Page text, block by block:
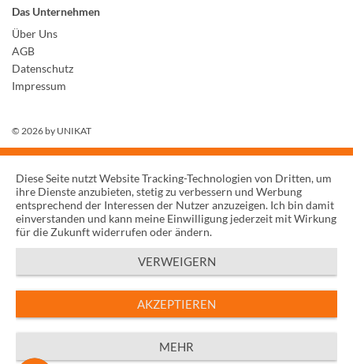
Das Unternehmen
Über Uns
AGB
Datenschutz
Impressum
© 2026 by UNIKAT
Diese Seite nutzt Website Tracking-Technologien von Dritten, um
ihre Dienste anzubieten, stetig zu verbessern und Werbung
entsprechend der Interessen der Nutzer anzuzeigen. Ich bin damit
einverstanden und kann meine Einwilligung jederzeit mit Wirkung
für die Zukunft widerrufen oder ändern.
VERWEIGERN
AKZEPTIEREN
MEHR